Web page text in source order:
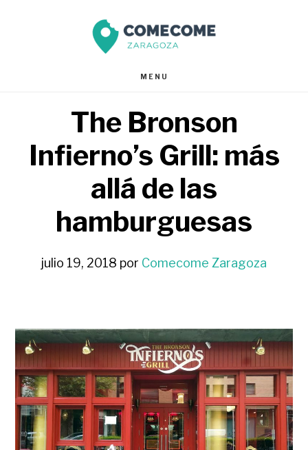
MENU
The Bronson
Infierno’s Grill: más
allá de las
hamburguesas
julio 19, 2018 por Comecome Zaragoza